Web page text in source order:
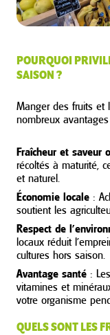
POURQUOI
SAISON ?
Manger des fruits et
nombreux
Fraîcheur et saveur
récoltés à maturité,
et naturel.
Économie locale :
soutient les
Respect de
locaux réduit
cultures hors saison.
Avantage santé :
vitamines et
votre organisme
QUELS SONT LES